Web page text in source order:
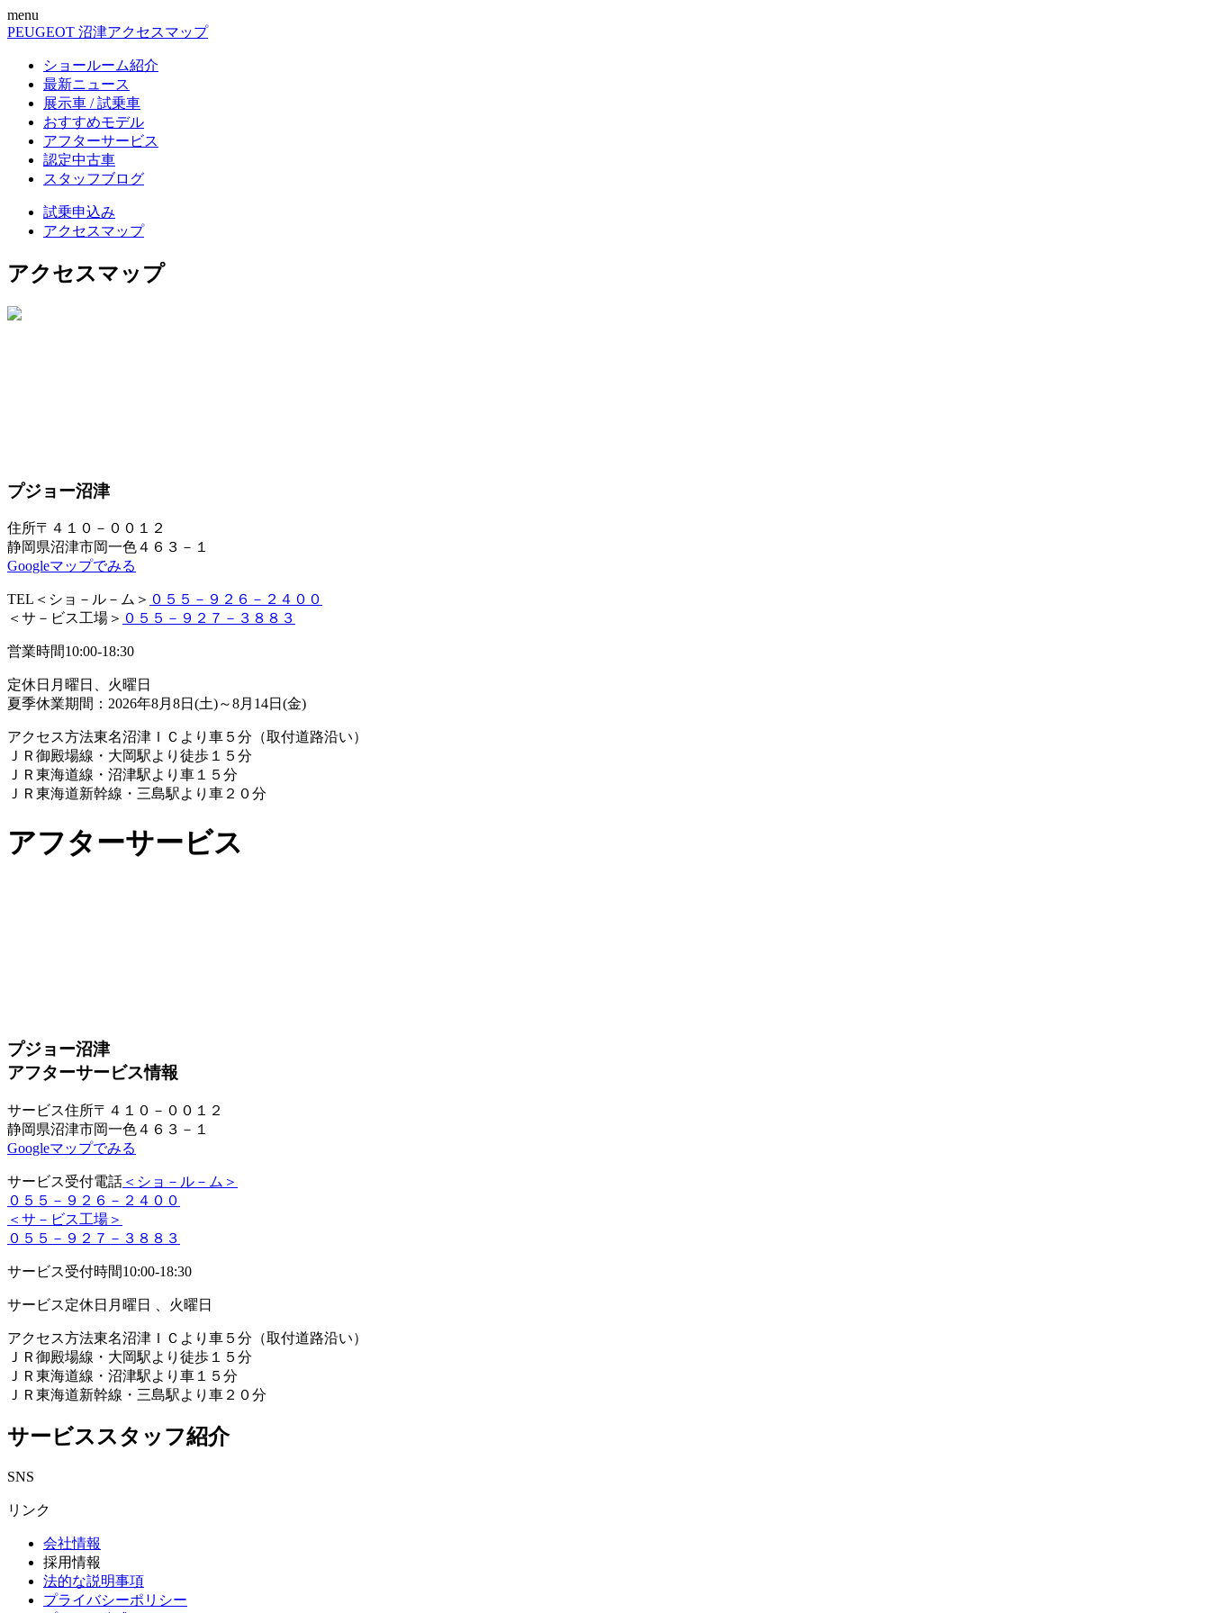
menu
PEUGEOT 沼津アクセスマップ
ショールーム紹介
最新ニュース
展示車 / 試乗車
おすすめモデル
アフターサービス
認定中古車
スタッフブログ
試乗申込み
アクセスマップ
アクセスマップ
プジョー沼津
住所〒４１０－００１２
静岡県沼津市岡一色４６３－１
Googleマップでみる
TEL ＜ショ－ル－ム＞ ０５５－９２６－２４００
＜サ－ビス工場＞ ０５５－９２７－３８８３
営業時間10:00-18:30
定休日 月曜日、火曜日
夏季休業期間：2026年8月8日(土)～8月14日(金)
アクセス方法東名沼津ＩＣより車５分（取付道路沿い）
ＪＲ御殿場線・大岡駅より徒歩１５分
ＪＲ東海道線・沼津駅より車１５分
ＪＲ東海道新幹線・三島駅より車２０分
アフターサービス
プジョー沼津
アフターサービス情報
サービス住所〒４１０－００１２
静岡県沼津市岡一色４６３－１
Googleマップでみる
サービス受付電話 ＜ショ－ル－ム＞
０５５－９２６－２４００
＜サ－ビス工場＞
０５５－９２７－３８８３
サービス受付時間10:00-18:30
サービス定休日 月曜日 、火曜日
アクセス方法東名沼津ＩＣより車５分（取付道路沿い）
ＪＲ御殿場線・大岡駅より徒歩１５分
ＪＲ東海道線・沼津駅より車１５分
ＪＲ東海道新幹線・三島駅より車２０分
サービススタッフ紹介
SNS
リンク
会社情報
採用情報
法的な説明事項
プライバシーポリシー